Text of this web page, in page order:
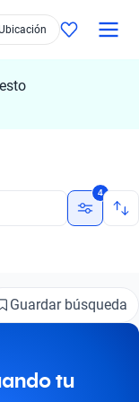
4
Guardar búsqueda
tu